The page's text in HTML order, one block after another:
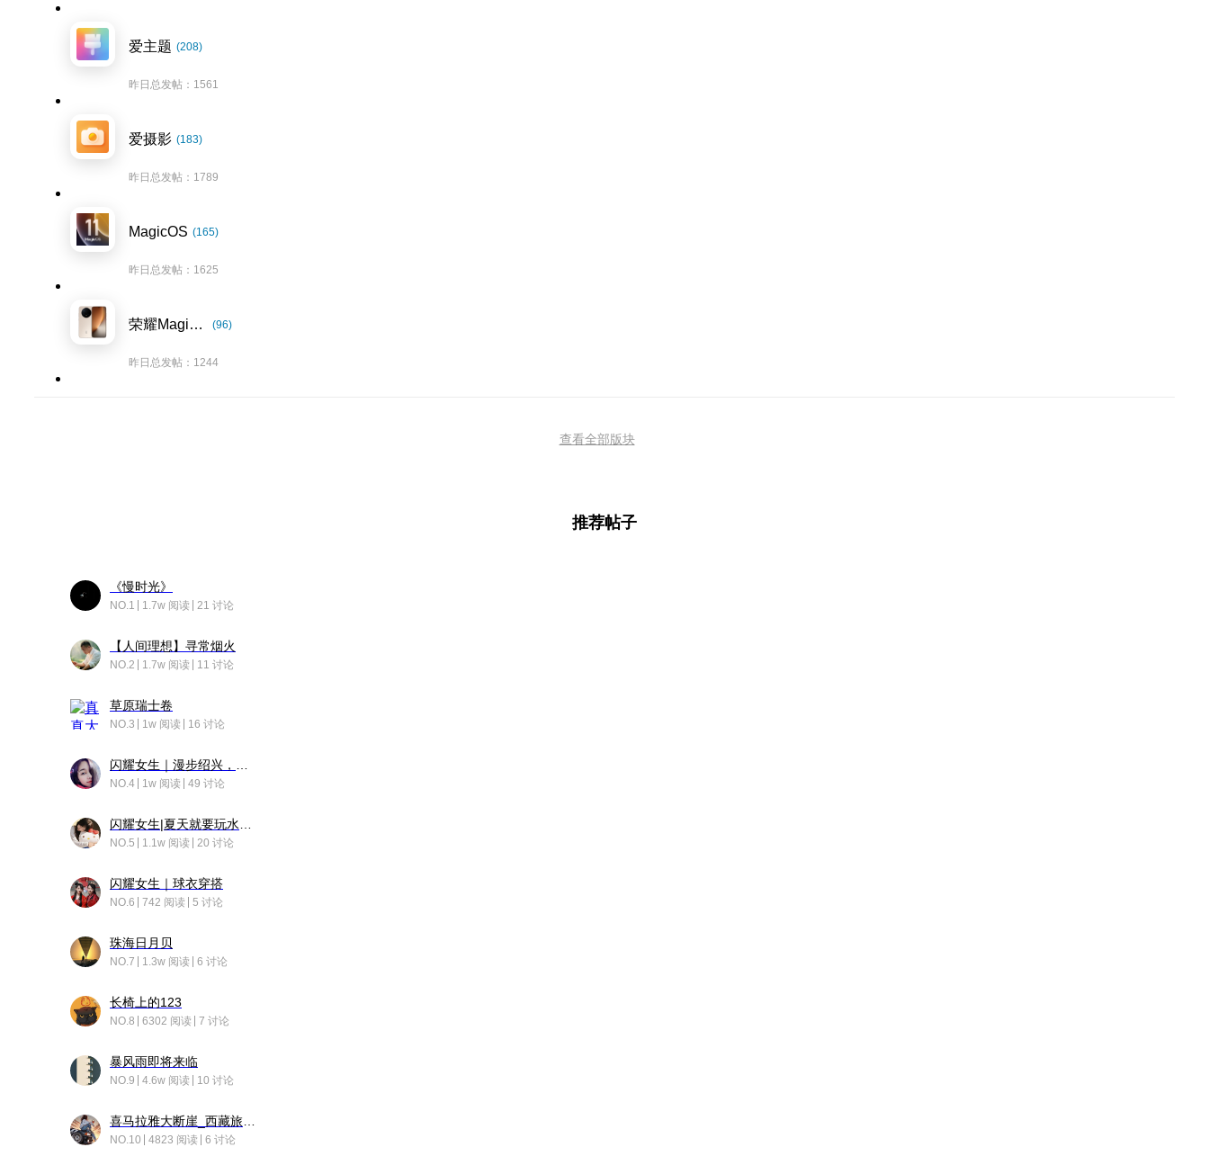
爱主题 (208)
昨日总发帖：1561
爱摄影 (183)
昨日总发帖：1789
MagicOS (165)
昨日总发帖：1625
荣耀Magic8系列 (96)
昨日总发帖：1244
查看全部版块
推荐帖子
《慢时光》
NO.1 1.7w 阅读 21 讨论
【人间理想】寻常烟火
NO.2 1.7w 阅读 11 讨论
草原瑞士卷
NO.3 1w 阅读 16 讨论
NO.4 1w 阅读 49 讨论
NO.5 1.1w 阅读 20 讨论
闪耀女生｜球衣穿搭
NO.6 742 阅读 5 讨论
珠海日月贝
NO.7 1.3w 阅读 6 讨论
长椅上的123
NO.8 6302 阅读 7 讨论
暴风雨即将来临
NO.9 4.6w 阅读 10 讨论
NO.10 4823 阅读 6 讨论